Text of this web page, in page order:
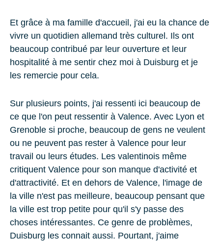
Et grâce à ma famille d'accueil, j'ai eu la chance de
vivre un quotidien allemand très culturel. Ils ont
beaucoup contribué par leur ouverture et leur
hospitalité à me sentir chez moi à Duisburg et je
les remercie pour cela.
Sur plusieurs points, j'ai ressenti ici beaucoup de
ce que l'on peut ressentir à Valence. Avec Lyon et
Grenoble si proche, beaucoup de gens ne veulent
ou ne peuvent pas rester à Valence pour leur
travail ou leurs études. Les valentinois même
critiquent Valence pour son manque d'activité et
d'attractivité. Et en dehors de Valence, l'image de
la ville n'est pas meilleure, beaucoup pensant que
la ville est trop petite pour qu'il s'y passe des
choses intéressantes. Ce genre de problèmes,
Duisburg les connait aussi. Pourtant, j'aime